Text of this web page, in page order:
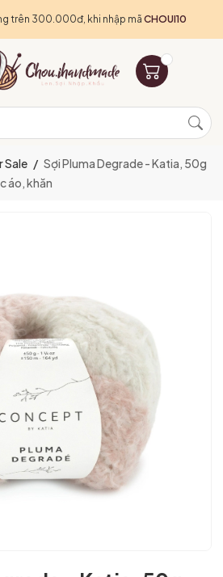
trên 300.000đ, khi nhập mã CHOUI10
Sale / Sợi Pluma Degrade - Katia, 50g
áo, khăn